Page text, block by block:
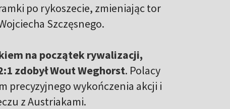
po rykoszecie, zmieniając tor
Szczęsnego.
na początek rywalizacji,
zdobył Wout Weghorst. Polacy
precyzyjnego wykończenia akcji i
z Austriakami.